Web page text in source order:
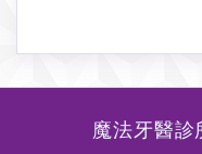
魔法牙醫